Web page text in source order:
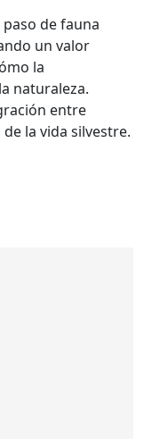
de fauna
un valor
la
naturaleza.
entre
la vida silvestre.